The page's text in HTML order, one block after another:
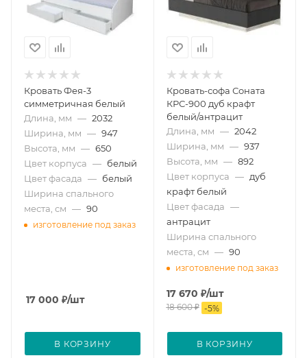
Кровать Фея-3
симметричная белый
Длина, мм — 2032
Ширина, мм — 947
Высота, мм — 650
Цвет корпуса — белый
Цвет фасада — белый
Ширина спального
места, см — 90
изготовление под заказ
17 000 ₽/шт
В КОРЗИНУ
Кровать-софа Соната
КРС-900 дуб крафт
белый/антрацит
Длина, мм — 2042
Ширина, мм — 937
Высота, мм — 892
Цвет корпуса — дуб
крафт белый
Цвет фасада —
антрацит
Ширина спального
места, см — 90
изготовление под заказ
17 670 ₽/шт
18 600₽ -5%
В КОРЗИНУ